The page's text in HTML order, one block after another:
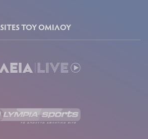
SITES ΤΟΥ ΟΜΙΛΟΥ